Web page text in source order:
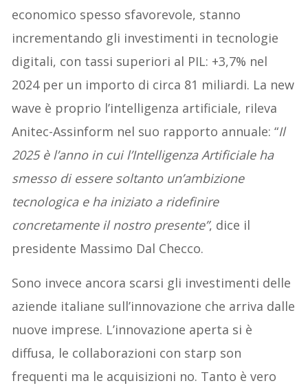
economico spesso sfavorevole, stanno
incrementando gli investimenti in tecnologie
digitali, con tassi superiori al PIL: +3,7% nel
2024 per un importo di circa 81 miliardi. La new
wave è proprio l’intelligenza artificiale, rileva
Anitec-Assinform nel suo rapporto annuale: “Il
2025 è l’anno in cui l’Intelligenza Artificiale ha
smesso di essere soltanto un’ambizione
tecnologica e ha iniziato a ridefinire
concretamente il nostro presente”, dice il
presidente Massimo Dal Checco.
Sono invece ancora scarsi gli investimenti delle
aziende italiane sull’innovazione che arriva dalle
nuove imprese. L’innovazione aperta si è
diffusa, le collaborazioni con starp son
frequenti ma le acquisizioni no. Tanto è vero